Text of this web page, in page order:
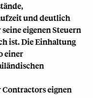
und deutlich
eigenen Steuern
ist. Die Einhaltung
einer
eignen